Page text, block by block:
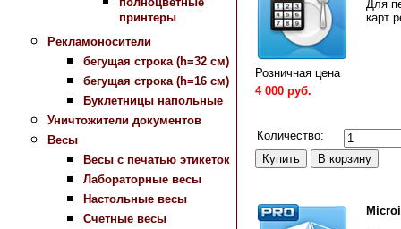
принтеры
Рекламоносители
бегущая строка (h=32 см)
бегущая строка (h=16 см)
Буклетницы напольные
Уничтожители документов
Весы
Весы с печатью этикеток
Лабораторные весы
Настольные весы
Счетные весы
Для
карт
Розничная цена
4 000 руб.
Количество: